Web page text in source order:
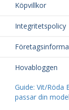
Köpvillkor
Integritetspolicy
Hovabloggen
Guide: Vit/Röda
passar din